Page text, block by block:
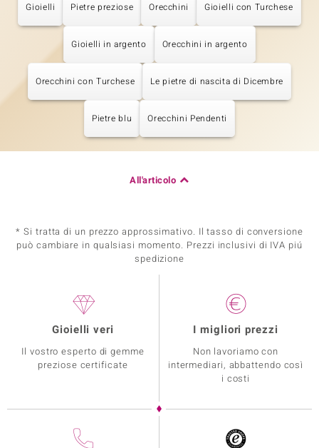
Gioielli Pietre preziose Orecchini Gioielli con Turchese
Gioielli in argento Orecchini in argento
Orecchini con Turchese Le pietre di nascita di Dicembre
Pietre blu Orecchini Pendenti
All'articolo
* Si tratta di un prezzo approssimativo. Il tasso di conversione
può cambiare in qualsiasi momento. Prezzi inclusivi di IVA piú
spedizione
Gioielli veri
Il vostro esperto di gemme
preziose certificate
I migliori prezzi
Non lavoriamo con
intermediari, abbattendo così
i costi